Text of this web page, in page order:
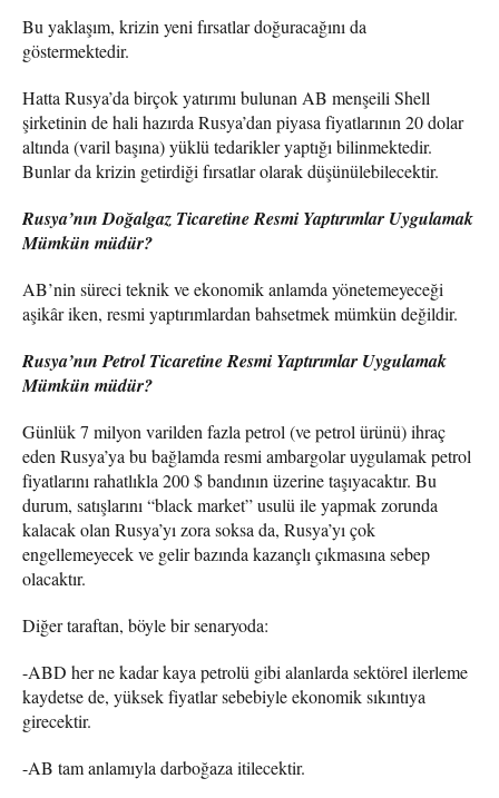
Bu yaklaşım, krizin yeni fırsatlar doğuracağını da
göstermektedir.
Hatta Rusya’da birçok yatırımı bulunan AB menşeili Shell
şirketinin de hali hazırda Rusya’dan piyasa fiyatlarının 20 dolar
altında (varil başına) yüklü tedarikler yaptığı bilinmektedir.
Bunlar da krizin getirdiği fırsatlar olarak düşünülebilecektir.
Rusya’nın Doğalgaz Ticaretine Resmi Yaptırımlar Uygulamak
Mümkün müdür?
AB’nin süreci teknik ve ekonomik anlamda yönetemeyeceği
aşikâr iken, resmi yaptırımlardan bahsetmek mümkün değildir.
Rusya’nın Petrol Ticaretine Resmi Yaptırımlar Uygulamak
Mümkün müdür?
Günlük 7 milyon varilden fazla petrol (ve petrol ürünü) ihraç
eden Rusya’ya bu bağlamda resmi ambargolar uygulamak petrol
fiyatlarını rahatlıkla 200 $ bandının üzerine taşıyacaktır. Bu
durum, satışlarını “black market” usulü ile yapmak zorunda
kalacak olan Rusya’yı zora soksa da, Rusya’yı çok
engellemeyecek ve gelir bazında kazançlı çıkmasına sebep
olacaktır.
Diğer taraftan, böyle bir senaryoda:
-ABD her ne kadar kaya petrolü gibi alanlarda sektörel ilerleme
kaydetse de, yüksek fiyatlar sebebiyle ekonomik sıkıntıya
girecektir.
-AB tam anlamıyla darboğaza itilecektir.